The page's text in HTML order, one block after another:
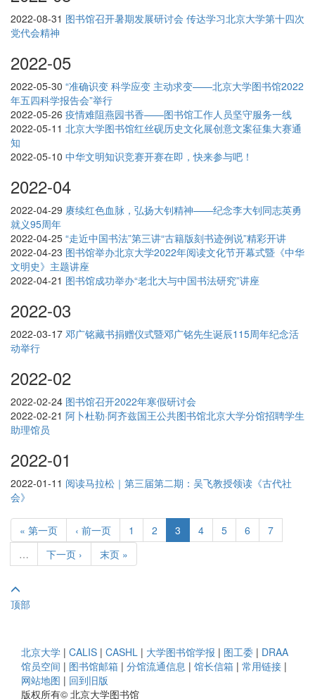
2022-08-31 图书馆召开暑期发展研讨会 传达学习北京大学第十四次
党代会精神
2022-05
2022-05-30 “准确识变 科学应变 主动求变——北京大学图书馆2022
年五四科学报告会”举行
2022-05-26 疫情难阻燕园书香——图书馆工作人员坚守服务一线
2022-05-11 北京大学图书馆红丝砚历史文化展创意文案征集大赛通
知
2022-05-10 中华文明知识竞赛开赛在即，快来参与吧！
2022-04
2022-04-29 赓续红色血脉，弘扬大钊精神——纪念李大钊同志英勇
就义95周年
2022-04-25 “走近中国书法”第三讲“古籍版刻书迹例说”精彩开讲
2022-04-23 图书馆举办北京大学2022年阅读文化节开幕式暨《中华
文明史》主题讲座
2022-04-21 图书馆成功举办“老北大与中国书法研究”讲座
2022-03
2022-03-17 邓广铭藏书捐赠仪式暨邓广铭先生诞辰115周年纪念活
动举行
2022-02
2022-02-24 图书馆召开2022年寒假研讨会
2022-02-21 阿卜杜勒·阿齐兹国王公共图书馆北京大学分馆招聘学生
助理馆员
2022-01
2022-01-11 阅读马拉松｜第三届第二期：吴飞教授领读《古代社
会》
« 第一页 ‹ 前一页 1 2 3 4 5 6
7
…
下一页 › 末页 »
顶部
北京大学 | CALIS | CASHL | 大学图书馆学报 | 图工委 | DRAA
馆员空间 | 图书馆邮箱 | 分馆流通信息 | 馆长信箱 | 常用链接 |
网站地图 | 回到旧版
版权所有© 北京大学图书馆